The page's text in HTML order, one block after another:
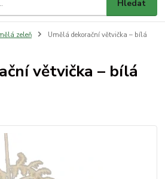
Hledat
zeleň
Umělá dekorační větvička – bílá
větvička – bílá